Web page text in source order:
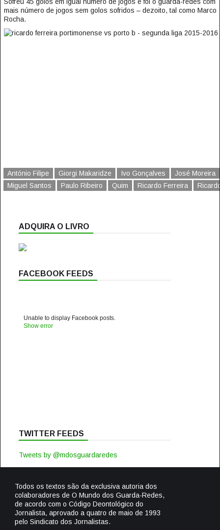
mais número de jogos sem golos sofridos – dezoito, tal como Marco
Rocha.
António Filipe Giorgi Makaridze Ivo Gonçalves
José Moreira
Miguel Santos
Paulo Ribeiro Quim Ricardo Ferreira
ADQUIRA O LIVRO
FACEBOOK FEEDS
Unable to display Facebook posts.
Show error
TWITTER FEEDS
Tweets by @mdosguardaredes
Todos os textos são da exclusiva autoria dos
colaboradores de O Mundo dos Guarda-Redes,
de acordo com o Código Deontológico do
Jornalista, aprovado a quatro de maio de 1993
pelo Sindicato dos Jornalistas.